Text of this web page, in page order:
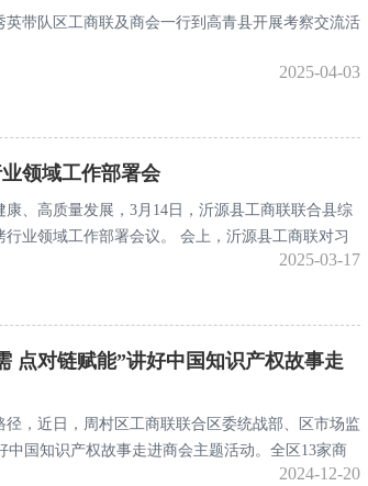
带队区工商联及商会一行到高青县开展考察交流活
2025-04-03
领域工作部署会
、高质量发展，3月14日，沂源县工商联联合县综
业领域工作部署会议。 会上，沂源县工商联对习
讲话精神进行解读；县市场监管局重点围绕亮证经
2025-03-17
点对链赋能”讲好中国知识产权故事走
，近日，周村区工商联联合区委统战部、区市场监
中国知识产权故事走进商会主题活动。全区13家商
2024-12-20